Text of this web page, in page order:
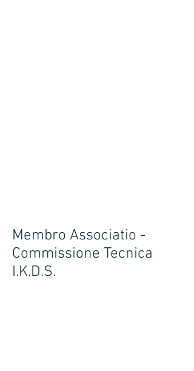
Membro Associatio -
Commissione Tecnica
I.K.D.S.